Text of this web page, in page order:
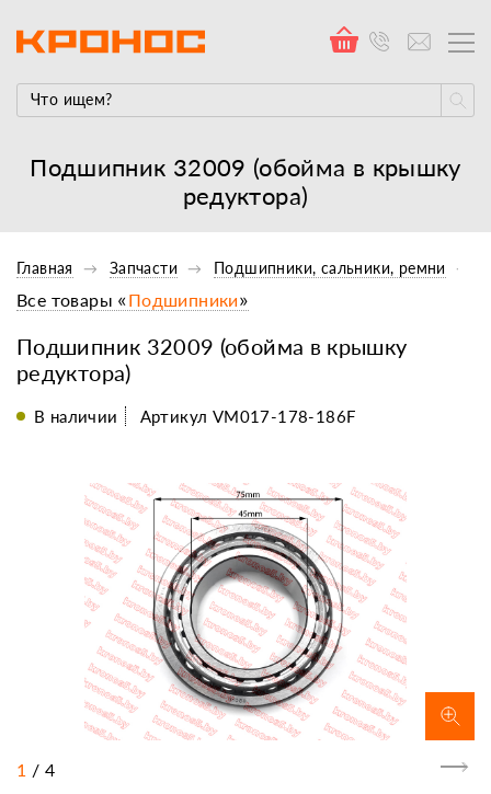
Подшипник 32009 (обойма в крышку
редуктора)
Главная Запчасти Подшипники, сальники, ремни
Подшипник 32009 (обойма в крышку
редуктора)
Все товары «Подшипники»
В наличии Артикул VM017-178-186F
1 / 4